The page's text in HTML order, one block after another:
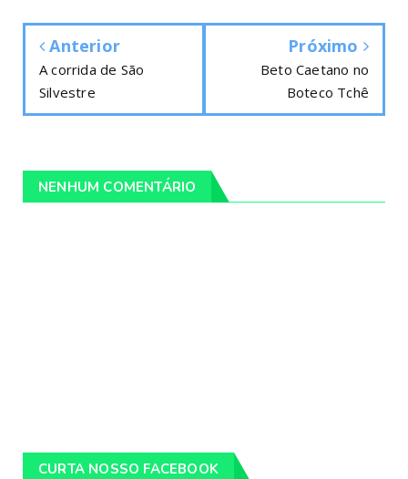
Anterior
A corrida de São
Silvestre
Próximo
Beto Caetano no
Boteco Tchê
NENHUM COMENTÁRIO
CURTA NOSSO FACEBOOK